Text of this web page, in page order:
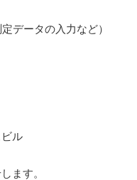
データの入力など）
ル
ます。